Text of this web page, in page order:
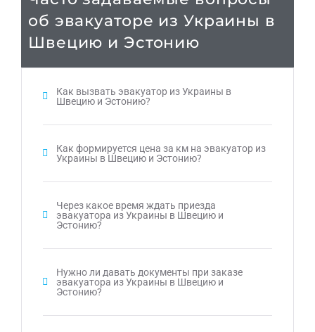
об эвакуаторе из Украины в
Швецию и Эстонию
Как вызвать эвакуатор из Украины в
Швецию и Эстонию?
Как формируется цена за км на эвакуатор из
Украины в Швецию и Эстонию?
Через какое время ждать приезда
эвакуатора из Украины в Швецию и
Эстонию?
Нужно ли давать документы при заказе
эвакуатора из Украины в Швецию и
Эстонию?